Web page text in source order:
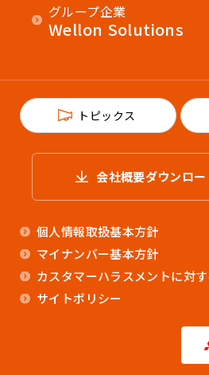
グループ企業
Wellon Solutions
トピックス
会社概要ダウンロー
個人情報取扱基本方針
マイナンバー基本方針
カスタマーハラスメントに対
サイトポリシー